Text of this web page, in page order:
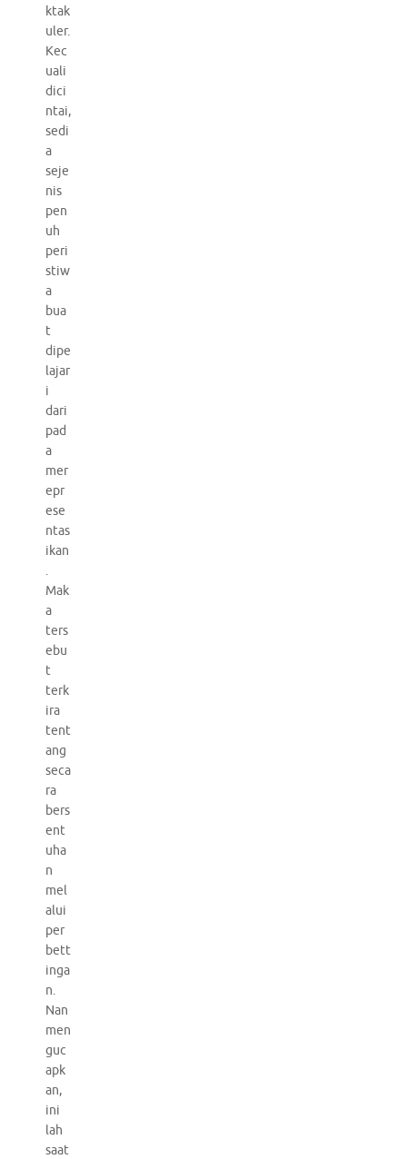
ktak
uler.
Kec
uali
dici
ntai,
sedi
a
seje
nis
pen
uh
peri
stiw
a
bua
t
dipe
lajar
i
dari
pad
a
mer
epr
ese
ntas
ikan
.
Mak
a
ters
ebu
t
terk
ira
tent
ang
seca
ra
bers
ent
uha
n
mel
alui
per
bett
inga
n.
Nan
men
guc
apk
an,
ini
lah
saat